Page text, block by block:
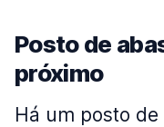
Posto de
próximo
Há um posto